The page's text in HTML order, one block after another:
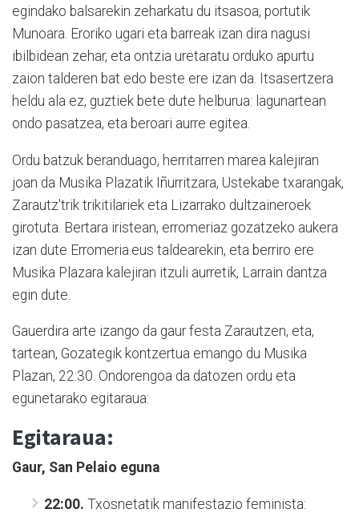
egindako balsarekin zeharkatu du itsasoa, portutik
Munoara. Eroriko ugari eta barreak izan dira nagusi
ibilbidean zehar, eta ontzia uretaratu orduko apurtu
zaion talderen bat edo beste ere izan da. Itsasertzera
heldu ala ez, guztiek bete dute helburua: lagunartean
ondo pasatzea, eta beroari aurre egitea.
Ordu batzuk beranduago, herritarren marea kalejiran
joan da Musika Plazatik Iñurritzara, Ustekabe txarangak,
Zarautz'trik trikitilariek eta Lizarrako dultzaineroek
girotuta. Bertara iristean, erromeriaz gozatzeko aukera
izan dute Erromeria.eus taldearekin, eta berriro ere
Musika Plazara kalejiran itzuli aurretik, Larrain dantza
egin dute.
Gauerdira arte izango da gaur festa Zarautzen, eta,
tartean, Gozategik kontzertua emango du Musika
Plazan, 22:30. Ondorengoa da datozen ordu eta
egunetarako egitaraua:
Egitaraua:
Gaur, San Pelaio eguna
22:00. Txosnetatik manifestazio feminista: